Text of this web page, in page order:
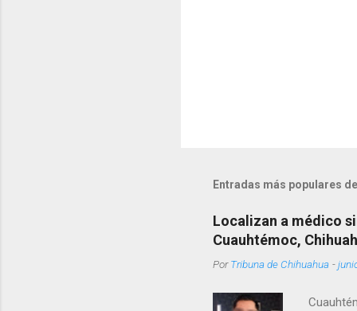
Entradas más populares
Localizan a médico
Cuauhtémoc,
PorTribuna de Chihuahua -